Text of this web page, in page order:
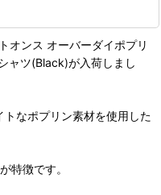
オンス オーバーダイポプリ
ャツ(Black)が入荷しまし
なポプリン素材を使用した
特徴です。